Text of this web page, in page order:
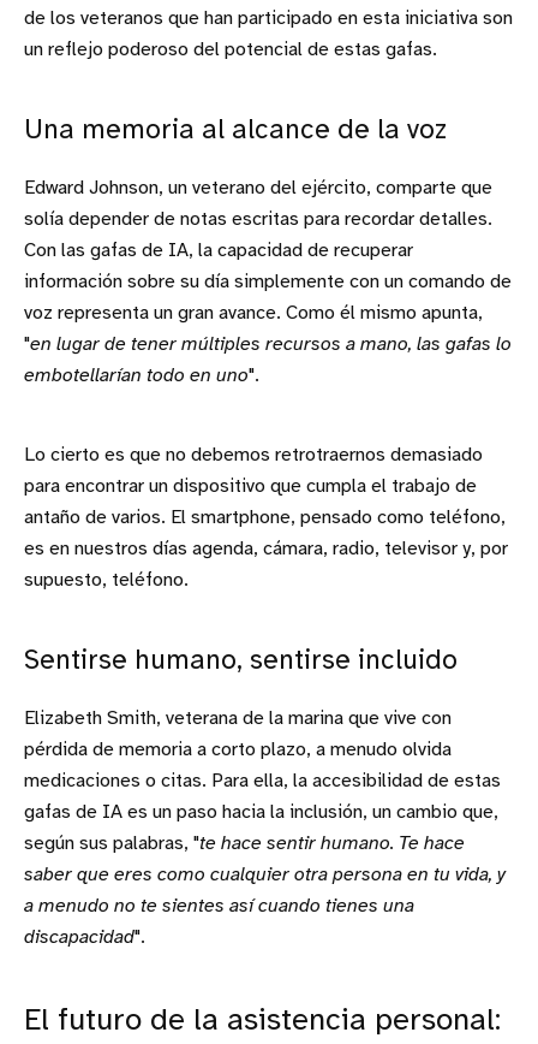
de los veteranos que han participado en esta iniciativa son
un reflejo poderoso del potencial de estas gafas.
Una memoria al alcance de la voz
Edward Johnson, un veterano del ejército, comparte que
solía depender de notas escritas para recordar detalles.
Con las gafas de IA, la capacidad de recuperar
información sobre su día simplemente con un comando de
voz representa un gran avance. Como él mismo apunta,
"en lugar de tener múltiples recursos a mano, las gafas lo
embotellarían todo en uno".
Lo cierto es que no debemos retrotraernos demasiado
para encontrar un dispositivo que cumpla el trabajo de
antaño de varios. El smartphone, pensado como teléfono,
es en nuestros días agenda, cámara, radio, televisor y, por
supuesto, teléfono.
Sentirse humano, sentirse incluido
Elizabeth Smith, veterana de la marina que vive con
pérdida de memoria a corto plazo, a menudo olvida
medicaciones o citas. Para ella, la accesibilidad de estas
gafas de IA es un paso hacia la inclusión, un cambio que,
según sus palabras, "te hace sentir humano. Te hace
saber que eres como cualquier otra persona en tu vida, y
a menudo no te sientes así cuando tienes una
discapacidad".
El futuro de la asistencia personal: